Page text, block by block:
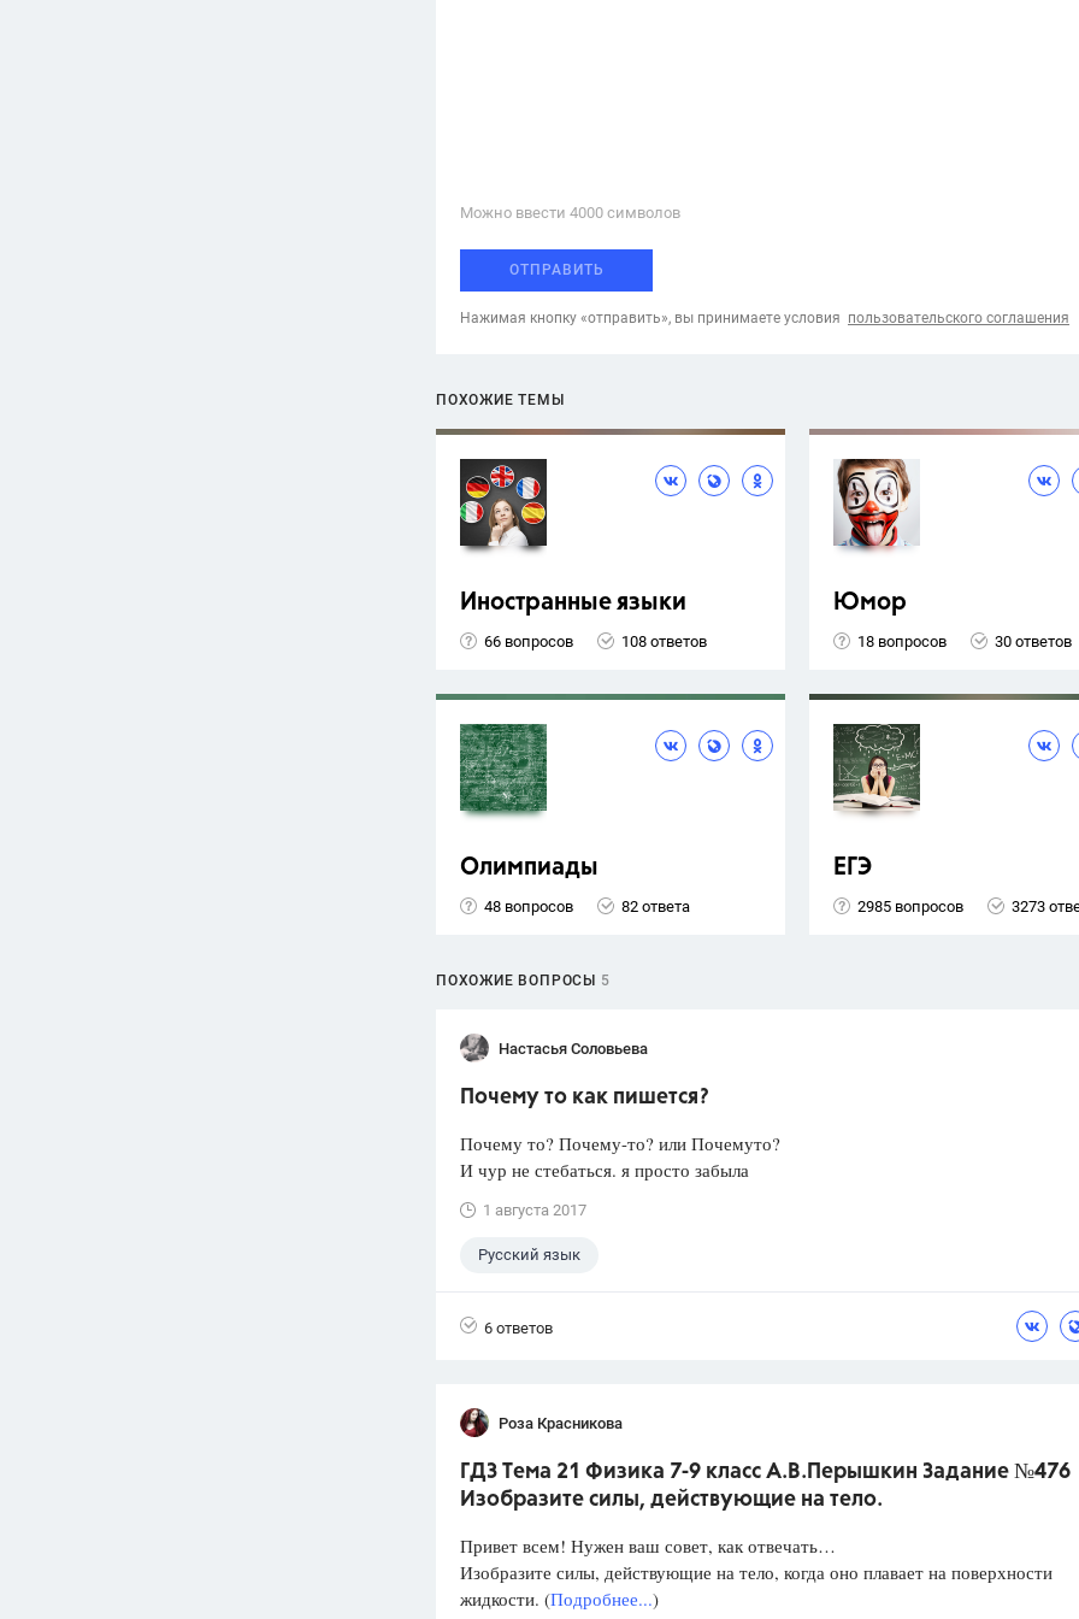
Можно ввести 4000 cимволов
ОТПРАВИТЬ
Нажимая кнопку «отправить», вы принимаете условия пользовательского соглашения
ПОХОЖИЕ ТЕМЫ
Иностранные языки
66 вопросов 108 ответов
Юмор
18 вопросов 30 ответов
Олимпиады
48 вопросов 82 ответа
ЕГЭ
2985 вопросов 3273
ПОХОЖИЕ ВОПРОСЫ 5
Настасья Соловьева
Почему то как пишется?
Почему то? Почему-то? или Почемуто?
И чур не стебаться. я просто забыла
1 августа 2017
Русский язык
6 ответов
Роза Красникова
ГДЗ Тема 21 Физика 7-9 класс А.В.Перышкин Задание №476
Изобразите силы, действующие на тело.
Привет всем! Нужен ваш совет, как отвечать…
Изобразите силы, действующие на тело, когда оно плавает на поверхности
жидкости. (Подробнее...)